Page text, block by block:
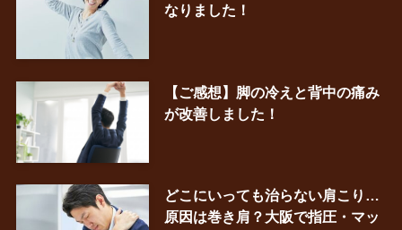
なりました！
【ご感想】脚の冷えと背中の痛み
が改善しました！
どこにいっても治らない肩こり…
原因は巻き肩？大阪で指圧・マッ